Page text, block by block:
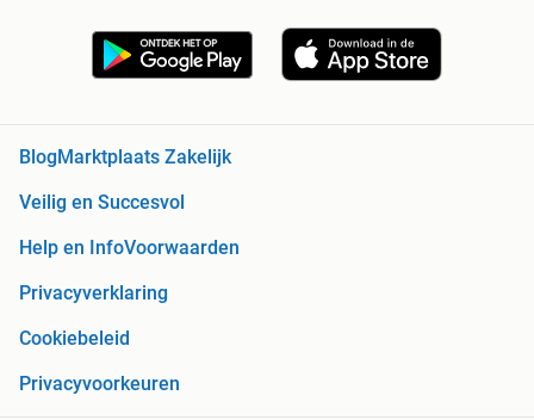
BlogMarktplaats Zakelijk
Veilig en Succesvol
Help en InfoVoorwaarden
Privacyverklaring
Cookiebeleid
Privacyvoorkeuren